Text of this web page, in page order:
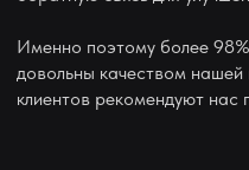
Именно поэтому более
довольны качеством нашей
клиентов рекомендуют нас